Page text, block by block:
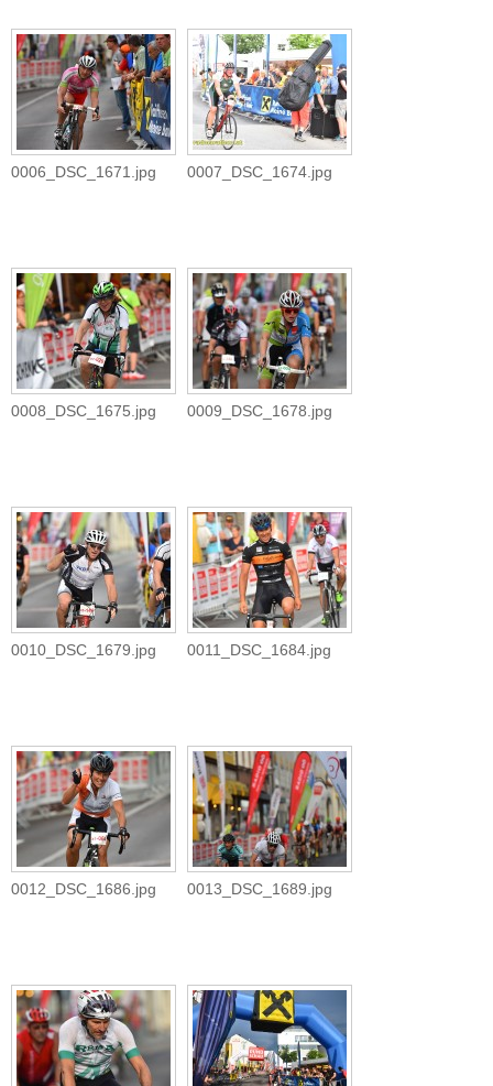
0006_DSC_1671.jpg 0007_DSC_1674.jpg
0008_DSC_1675.jpg 0009_DSC_1678.jpg
0010_DSC_1679.jpg 0011_DSC_1684.jpg
0012_DSC_1686.jpg 0013_DSC_1689.jpg